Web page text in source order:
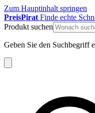
Zum Hauptinhalt springen
PreisPirat Finde echte
Produkt suchen
Geben Sie den Suchbegriff